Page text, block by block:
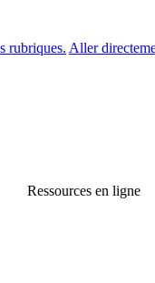
rubriques. Aller
Ressources en ligne